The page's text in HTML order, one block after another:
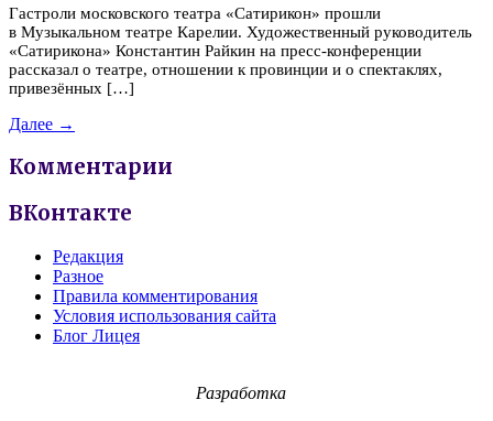
Гастроли московского театра «Сатирикон» прошли
в Музыкальном театре Карелии. Художественный руководитель
«Сатирикона» Константин Райкин на пресс-конференции
рассказал о театре, отношении к провинции и о спектаклях,
привезённых […]
Далее →
Комментарии
ВКонтакте
Редакция
Разное
Правила комментирования
Условия использования сайта
Блог Лицея
Разработка